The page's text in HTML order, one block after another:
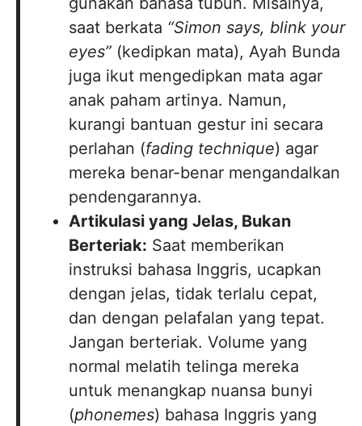
saat berkata “Simon says, blink your
eyes” (kedipkan mata), Ayah Bunda
juga ikut mengedipkan mata agar
anak paham artinya. Namun,
kurangi bantuan gestur ini secara
perlahan (fading technique) agar
mereka benar-benar mengandalkan
pendengarannya.
Artikulasi yang Jelas, Bukan
Berteriak: Saat memberikan
instruksi bahasa Inggris, ucapkan
dengan jelas, tidak terlalu cepat,
dan dengan pelafalan yang tepat.
Jangan berteriak. Volume yang
normal melatih telinga mereka
untuk menangkap nuansa bunyi
(phonemes) bahasa Inggris yang